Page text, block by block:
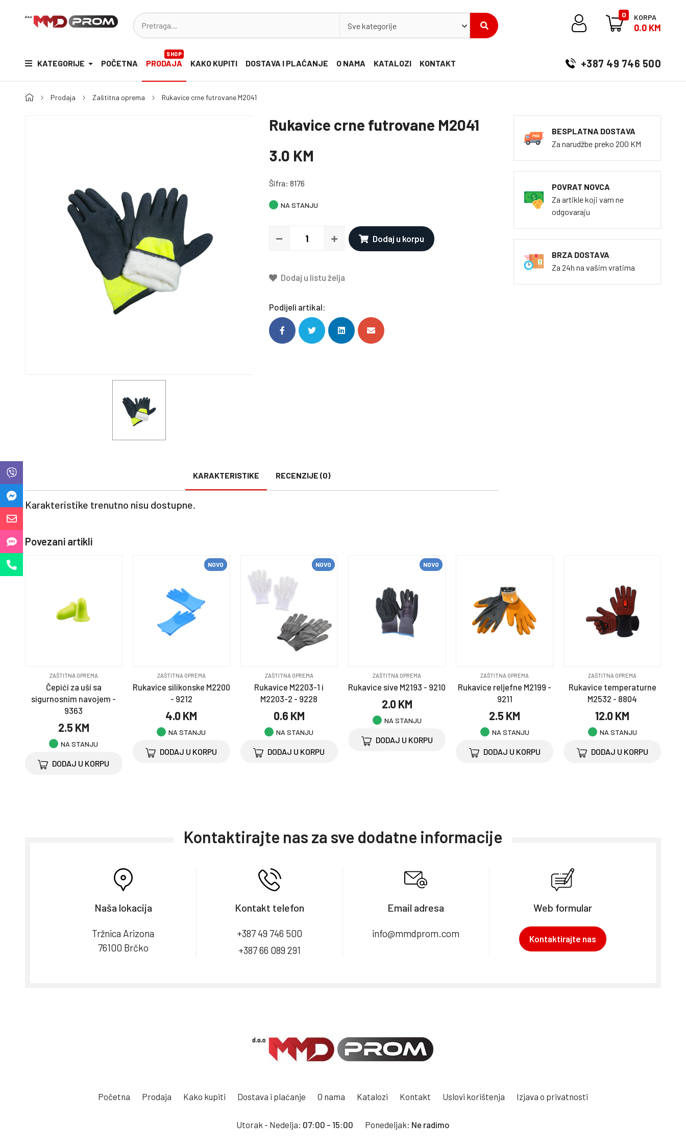
Sve kategorije
0 KORPA
0.0 KM
KATEGORIJE POČETNA PRODAJA
SHOP
KAKO KUPITI DOSTAVA I PLAĆANJE O NAMA KATALOZI KONTAKT +387 49 746 500
Prodaja Zaštitna oprema Rukavice crne futrovane M2041
Rukavice crne futrovane M2041
3.0 KM
Šifra: 8176
NA STANJU
Dodaj u korpu
Dodaj u listu želja
Podijeli artikal:
KARAKTERISTIKE RECENZIJE (0)
Karakteristike trenutno nisu dostupne.
BESPLATNA DOSTAVA
Za narudžbe preko 200 KM
POVRAT NOVCA
Za artikle koji vam ne
odgovaraju
BRZA DOSTAVA
Za 24h na vašim vratima
Povezani artikli
ZAŠTITNA OPREMA
Čepići za uši sa
sigurnosnim navojem -
9363
2.5 KM
NA STANJU
DODAJ U KORPU
NOVO
ZAŠTITNA OPREMA
Rukavice silikonske M2200
- 9212
4.0 KM
NA STANJU
DODAJ U KORPU
NOVO
ZAŠTITNA OPREMA
Rukavice M2203-1 i
M2203-2 - 9228
0.6 KM
NA STANJU
DODAJ U KORPU
NOVO
ZAŠTITNA OPREMA
Rukavice sive M2193 - 9210
2.0 KM
NA STANJU
DODAJ U KORPU
ZAŠTITNA OPREMA
Rukavice reljefne M2199 -
9211
2.5 KM
NA STANJU
DODAJ U KORPU
ZAŠTITNA OPREMA
Rukavice temperaturne
M2532 - 8804
12.0 KM
NA STANJU
DODAJ U KORPU
Kontaktirajte nas za sve dodatne informacije
Naša lokacija
Tržnica Arizona
76100 Brčko
Kontakt telefon
+387 49 746 500
+387 66 089 291
Email adresa
info@mmdprom.com
Web formular
Kontaktirajte nas
Početna Prodaja Kako kupiti Dostava i plaćanje O nama Katalozi Kontakt Uslovi korištenja Izjava o privatnosti
Utorak - Nedelja: 07:00 - 15:00 Ponedeljak: Ne radimo